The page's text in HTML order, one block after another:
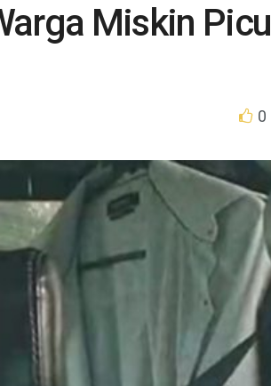
Miskin Picu
0